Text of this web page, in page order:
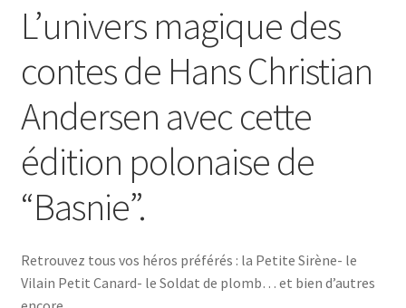
L’univers magique des
contes de Hans Christian
Andersen avec cette
édition polonaise de
“Basnie”.
Retrouvez tous vos héros préférés : la Petite Sirène- le
Vilain Petit Canard- le Soldat de plomb… et bien d’autres